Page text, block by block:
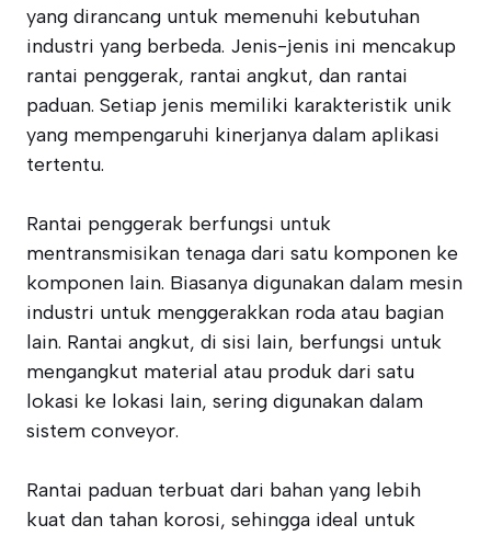
yang dirancang untuk memenuhi kebutuhan
industri yang berbeda. Jenis-jenis ini mencakup
rantai penggerak, rantai angkut, dan rantai
paduan. Setiap jenis memiliki karakteristik unik
yang mempengaruhi kinerjanya dalam aplikasi
tertentu.
Rantai penggerak berfungsi untuk
mentransmisikan tenaga dari satu komponen ke
komponen lain. Biasanya digunakan dalam mesin
industri untuk menggerakkan roda atau bagian
lain. Rantai angkut, di sisi lain, berfungsi untuk
mengangkut material atau produk dari satu
lokasi ke lokasi lain, sering digunakan dalam
sistem conveyor.
Rantai paduan terbuat dari bahan yang lebih
kuat dan tahan korosi, sehingga ideal untuk